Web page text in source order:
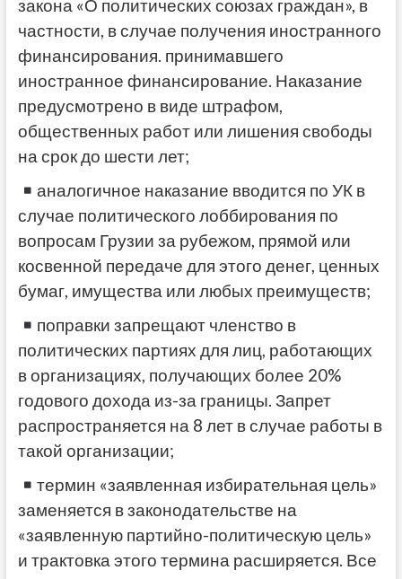
закона «О политических союзах граждан», в
частности, в случае получения иностранного
финансирования. принимавшего
иностранное финансирование. Наказание
предусмотрено в виде штрафом,
общественных работ или лишения свободы
на срок до шести лет;
аналогичное наказание вводится по УК в
случае политического лоббирования по
вопросам Грузии за рубежом, прямой или
косвенной передаче для этого денег, ценных
бумаг, имущества или любых преимуществ;
поправки запрещают членство в
политических партиях для лиц, работающих
в организациях, получающих более 20%
годового дохода из-за границы. Запрет
распространяется на 8 лет в случае работы в
такой организации;
термин «заявленная избирательная цель»
заменяется в законодательстве на
«заявленную партийно-политическую цель»
и трактовка этого термина расширяется. Все